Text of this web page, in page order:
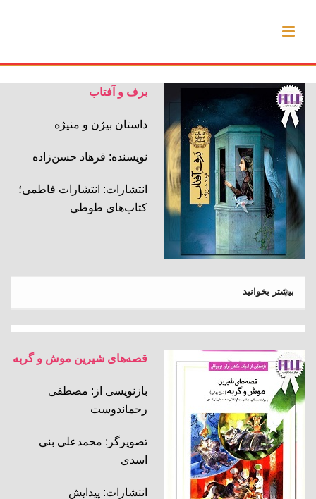
برف و آفتاب
داستان بیژن و منیژه
نویسنده: فرهاد حسن‌زاده
انتشارات: انتشارات فاطمی؛
کتاب‌های طوطی
بیشتر بخوانید
قصه‌های شیرین موش و گربه
بازنویسی از: مصطفی
رحماندوست
تصویرگر: محمدعلی بنی
اسدی
انتشارات: پیدایش